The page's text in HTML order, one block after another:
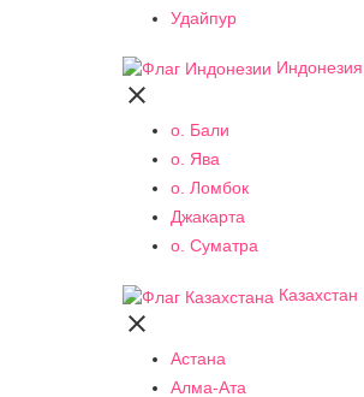
Удайпур
Индонезия

о. Бали
о. Ява
о. Ломбок
Джакарта
о. Суматра
Казахстан

Астана
Алма-Ата